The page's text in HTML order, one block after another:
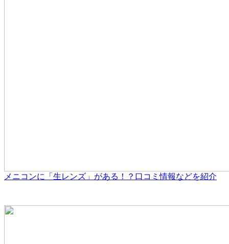
メニコンに「生レンズ」がある！？口コミ情報などを紹介